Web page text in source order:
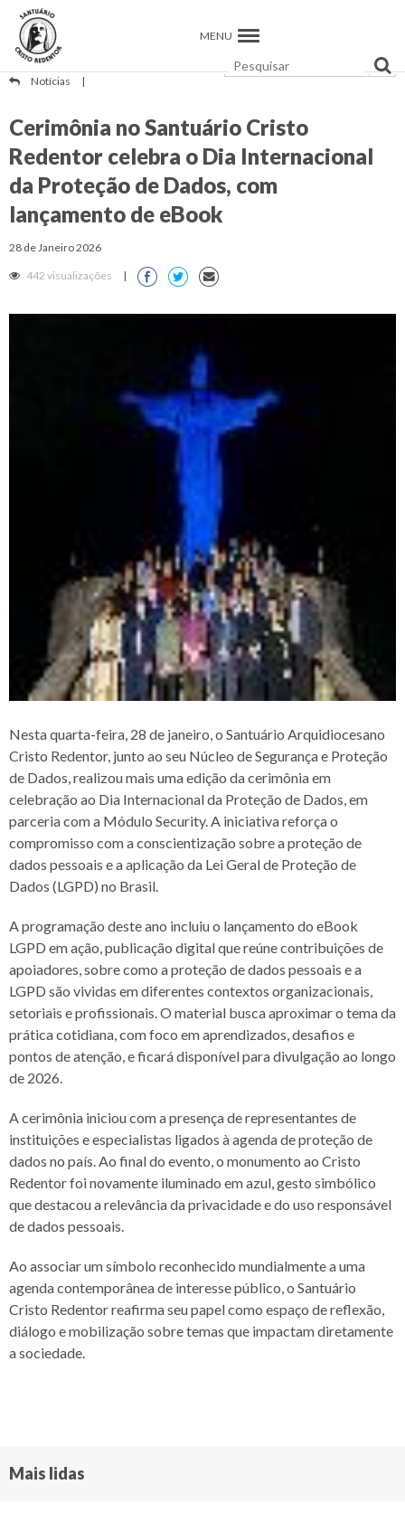
MENU
Notícias |
Cerimônia no Santuário Cristo
Redentor celebra o Dia Internacional
da Proteção de Dados, com
lançamento de eBook
28 de Janeiro 2026
442 visualizações |
Nesta quarta-feira, 28 de janeiro, o Santuário Arquidiocesano
Cristo Redentor, junto ao seu Núcleo de Segurança e Proteção
de Dados, realizou mais uma edição da cerimônia em
celebração ao Dia Internacional da Proteção de Dados, em
parceria com a Módulo Security. A iniciativa reforça o
compromisso com a conscientização sobre a proteção de
dados pessoais e a aplicação da Lei Geral de Proteção de
Dados (LGPD) no Brasil.
A programação deste ano incluiu o lançamento do eBook
LGPD em ação, publicação digital que reúne contribuições de
apoiadores, sobre como a proteção de dados pessoais e a
LGPD são vividas em diferentes contextos organizacionais,
setoriais e profissionais. O material busca aproximar o tema da
prática cotidiana, com foco em aprendizados, desafios e
pontos de atenção, e ficará disponível para divulgação ao longo
de 2026.
A cerimônia iniciou com a presença de representantes de
instituições e especialistas ligados à agenda de proteção de
dados no país. Ao final do evento, o monumento ao Cristo
Redentor foi novamente iluminado em azul, gesto simbólico
que destacou a relevância da privacidade e do uso responsável
de dados pessoais.
Ao associar um símbolo reconhecido mundialmente a uma
agenda contemporânea de interesse público, o Santuário
Cristo Redentor reafirma seu papel como espaço de reflexão,
diálogo e mobilização sobre temas que impactam diretamente
a sociedade.
Mais lidas